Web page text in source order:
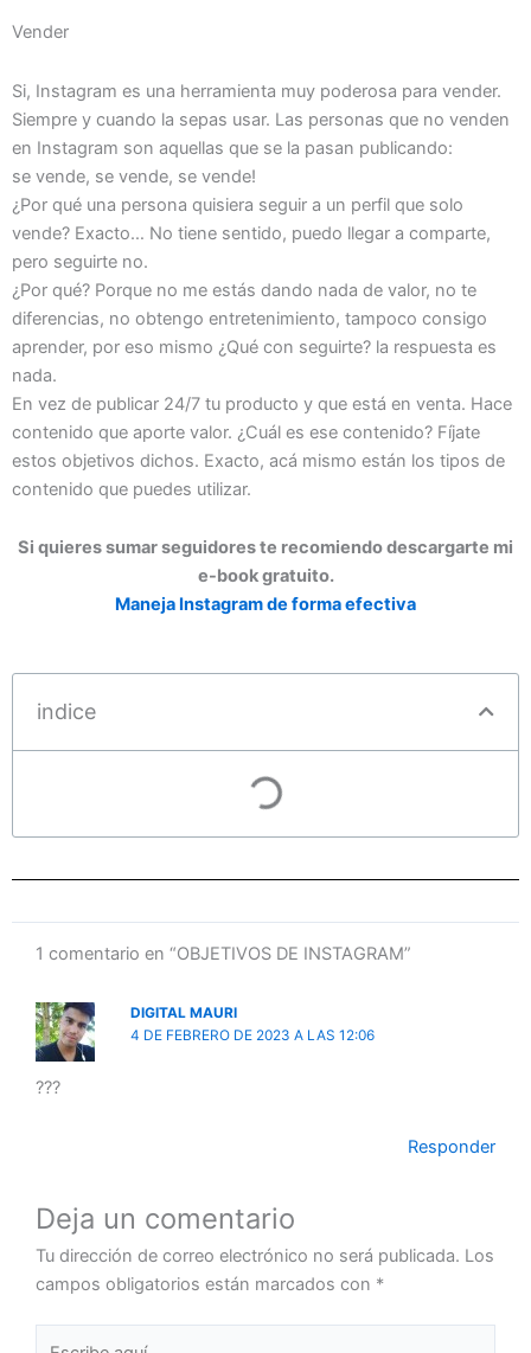
Vender
Si, Instagram es una herramienta muy poderosa para vender.
Siempre y cuando la sepas usar. Las personas que no venden
en Instagram son aquellas que se la pasan publicando:
se vende, se vende, se vende!
¿Por qué una persona quisiera seguir a un perfil que solo
vende? Exacto… No tiene sentido, puedo llegar a comparte,
pero seguirte no.
¿Por qué? Porque no me estás dando nada de valor, no te
diferencias, no obtengo entretenimiento, tampoco consigo
aprender, por eso mismo ¿Qué con seguirte? la respuesta es
nada.
En vez de publicar 24/7 tu producto y que está en venta. Hace
contenido que aporte valor. ¿Cuál es ese contenido? Fíjate
estos objetivos dichos. Exacto, acá mismo están los tipos de
contenido que puedes utilizar.
Si quieres sumar seguidores te recomiendo descargarte mi
e-book gratuito.
Maneja Instagram de forma efectiva
indice
1 comentario en “OBJETIVOS DE INSTAGRAM”
DIGITAL MAURI
4 DE FEBRERO DE 2023 A LAS 12:06
???
Responder
Deja un comentario
Tu dirección de correo electrónico no será publicada. Los
campos obligatorios están marcados con *